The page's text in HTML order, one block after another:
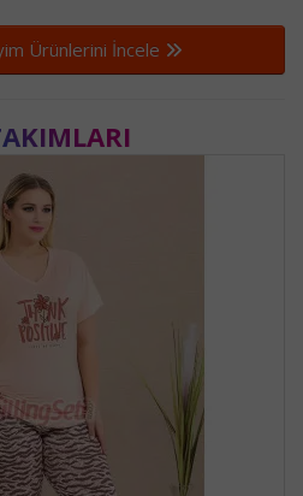
Ürünlerini İncele